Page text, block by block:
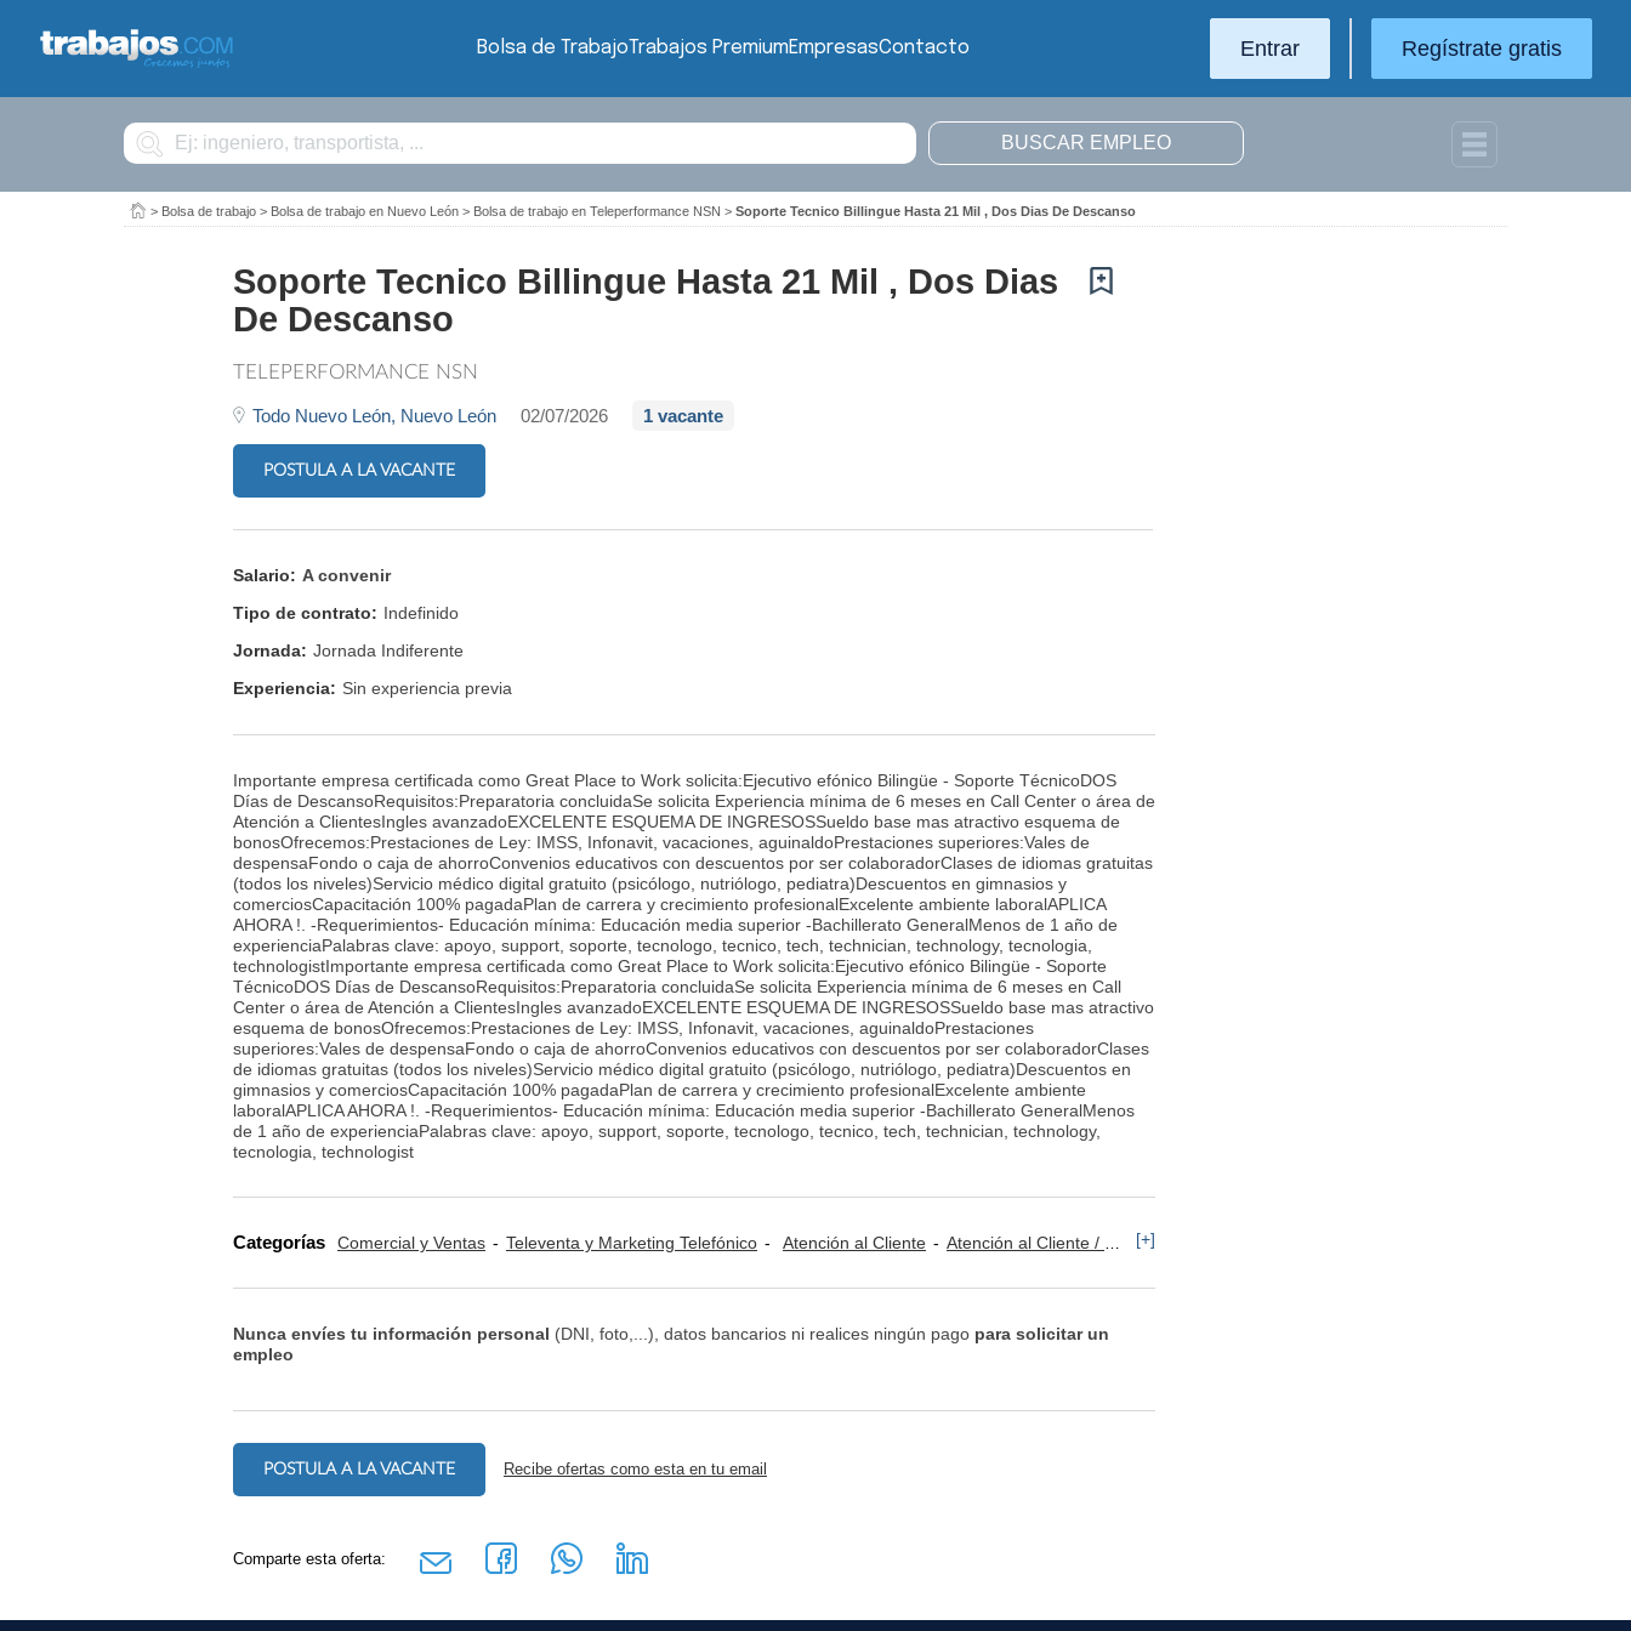
Bolsa de TrabajoTrabajos PremiumEmpresasContacto Entrar Regístrate gratis
Buscar
> Bolsa de trabajo > Bolsa de trabajo en Nuevo León > Bolsa de trabajo en Teleperformance NSN > Soporte Tecnico Billingue Hasta 21 Mil , Dos Dias De Descanso
Soporte Tecnico Billingue Hasta 21 Mil , Dos Dias
De Descanso
TELEPERFORMANCE NSN
Todo Nuevo León, Nuevo León 02/07/2026 1 vacante
POSTULA A LA VACANTE
Salario: A convenir
Tipo de contrato: Indefinido
Jornada: Jornada Indiferente
Experiencia: Sin experiencia previa
Importante empresa certificada como Great Place to Work solicita:Ejecutivo efónico Bilingüe - Soporte TécnicoDOS
Días de DescansoRequisitos:Preparatoria concluidaSe solicita Experiencia mínima de 6 meses en Call Center o área de
Atención a ClientesIngles avanzadoEXCELENTE ESQUEMA DE INGRESOSSueldo base mas atractivo esquema de
bonosOfrecemos:Prestaciones de Ley: IMSS, Infonavit, vacaciones, aguinaldoPrestaciones superiores:Vales de
despensaFondo o caja de ahorroConvenios educativos con descuentos por ser colaboradorClases de idiomas gratuitas
(todos los niveles)Servicio médico digital gratuito (psicólogo, nutriólogo, pediatra)Descuentos en gimnasios y
comerciosCapacitación 100% pagadaPlan de carrera y crecimiento profesionalExcelente ambiente laboralAPLICA
AHORA !. -Requerimientos- Educación mínima: Educación media superior -Bachillerato GeneralMenos de 1 año de
experienciaPalabras clave: apoyo, support, soporte, tecnologo, tecnico, tech, technician, technology, tecnologia,
technologistImportante empresa certificada como Great Place to Work solicita:Ejecutivo efónico Bilingüe - Soporte
TécnicoDOS Días de DescansoRequisitos:Preparatoria concluidaSe solicita Experiencia mínima de 6 meses en Call
Center o área de Atención a ClientesIngles avanzadoEXCELENTE ESQUEMA DE INGRESOSSueldo base mas atractivo
esquema de bonosOfrecemos:Prestaciones de Ley: IMSS, Infonavit, vacaciones, aguinaldoPrestaciones
superiores:Vales de despensaFondo o caja de ahorroConvenios educativos con descuentos por ser colaboradorClases
de idiomas gratuitas (todos los niveles)Servicio médico digital gratuito (psicólogo, nutriólogo, pediatra)Descuentos en
gimnasios y comerciosCapacitación 100% pagadaPlan de carrera y crecimiento profesionalExcelente ambiente
laboralAPLICA AHORA !. -Requerimientos- Educación mínima: Educación media superior -Bachillerato GeneralMenos
de 1 año de experienciaPalabras clave: apoyo, support, soporte, tecnologo, tecnico, tech, technician, technology,
tecnologia, technologist
Categorías Comercial y Ventas Televenta y Marketing Telefónico Atención al Cliente Atención al Cliente / Call Center / Telemarketing [+]
Nunca envíes tu información personal (DNI, foto,...), datos bancarios ni realices ningún pago para solicitar un
empleo
POSTULA A LA VACANTE Recibe ofertas como esta en tu email
Comparte esta oferta: